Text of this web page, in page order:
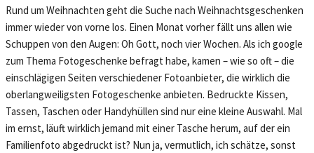
Rund um Weihnachten geht die Suche nach Weihnachtsgeschenken
immer wieder von vorne los. Einen Monat vorher fällt uns allen wie
Schuppen von den Augen: Oh Gott, noch vier Wochen. Als ich google
zum Thema Fotogeschenke befragt habe, kamen – wie so oft – die
einschlägigen Seiten verschiedener Fotoanbieter, die wirklich die
oberlangweiligsten Fotogeschenke anbieten. Bedruckte Kissen,
Tassen, Taschen oder Handyhüllen sind nur eine kleine Auswahl. Mal
im ernst, läuft wirklich jemand mit einer Tasche herum, auf der ein
Familienfoto abgedruckt ist? Nun ja, vermutlich, ich schätze, sonst